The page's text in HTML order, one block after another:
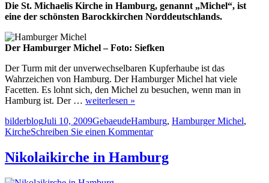
Die St. Michaelis Kirche in Hamburg, genannt „Michel“, ist
eine der schönsten Barockkirchen Norddeutschlands.
Der Hamburger Michel – Foto: Siefken
Der Turm mit der unverwechselbaren Kupferhaube ist das
Wahrzeichen von Hamburg. Der Hamburger Michel hat viele
Facetten. Es lohnt sich, den Michel zu besuchen, wenn man in
Hamburg ist. Der … weiterlesen »
Autor
bilderblogVeröffentlicht
am
Juli 10, 2009Kategorien
GebaeudeSchlagwörter
Hamburg, Hamburger Michel,
KircheSchreiben Sie einen Kommentarzu
Michel
–
Nikolaikirche in Hamburg